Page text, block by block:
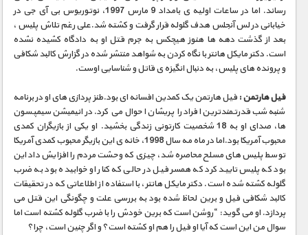
رساند. اما در ساعات اولیه ی بامداد 9 مارس 1997، نوتوریوس بی آی جی در
خیابانی در لس آنجلس هدف گلوله قرار گرفت و کشته شد.علی رغم تلاش پلیس ،
بعد از گذشت دهه ها هنوز هیچکس به جرم قتل او به دادگاه کشیده نشده
است. دکتر مایکل هانتر با نگاه کردن به شواهد منتشر شده در گزارش کالبد شکافی
و پرونده های پلیس، به دنبال انگیزه ی قاتل و شناسایی اوست.
فیل هارتمن : فیل هارتمن یک کمدین افسانه ای بود.طنز پردازی های او در برنامه
شنبه شب قدرتمندترین افراد را پریشان احوال می کرد. در انیمیشن سیمپسون
ها، صدای او به 18 شخصیت کارتونی زندگی بخشید. او یکی از بازیگران کمدی
محبوب آمریکا بود.اما در ماه مه سال 1998، خانه ی این بازیگر محبوب کمدی آمریکا
توسط پلیس های مسلح محاصره شد، چیزی که وحشت مردم را افزایش داد این
بود که پلیس تایید کرد که همسر فیل در حالی که کنار او خوابیده بود به ضرب
گلوله کشته شده است. دکتر مایکل هانتر، با استفاده از اطلاعاتی که در تحقیقات
کالبد شکافی فیل و برین لحاظ شده بود به بررسی علت و چگونگی این قتل می
پردازد. او می گوید: “روشن است که برین خودش را با ضرب گلوله کشته است اما
سوال من این است که آیا او فیل را هم او کشته است؟ و اگر چنین است، چرا؟